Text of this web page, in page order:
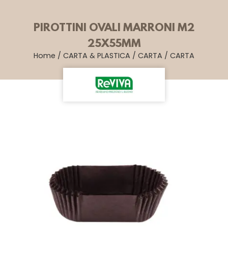
PIROTTINI OVALI MARRONI M2
25X55MM
Home / CARTA & PLASTICA / CARTA / CARTA